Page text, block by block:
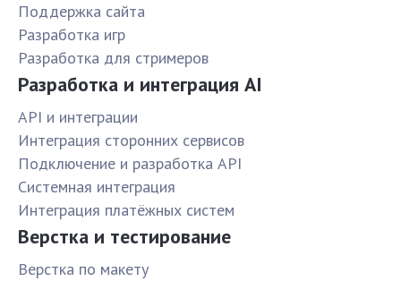
Поддержка сайта
Разработка игр
Разработка для стримеров
Разработка и интеграция AI
API и интеграции
Интеграция сторонних сервисов
Подключение и разработка API
Системная интеграция
Интеграция платёжных систем
Верстка и тестирование
Верстка по макету